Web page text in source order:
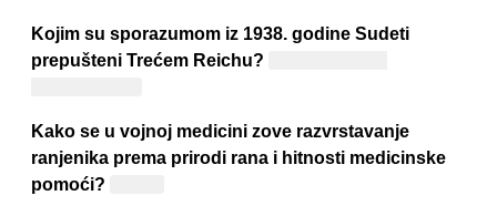
Kojim su sporazumom iz 1938. godine Sudeti
prepušteni Trećem Reichu?
Kako se u vojnoj medicini zove razvrstavanje
ranjenika prema prirodi rana i hitnosti medicinske
pomoći?